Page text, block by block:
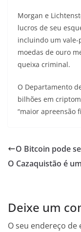
Morgan e
lucros de seu
incluindo um vale-
moedas de ouro
queixa criminal.
O Departamento
bilhões em
“maior apreensão
O Bitcoin pode
O Cazaquistão é
Deixe um
O seu endereço